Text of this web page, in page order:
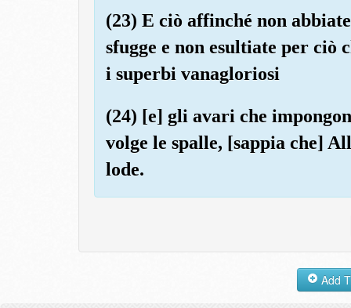
(23) E ciò affinché non
sfugge e non esultiate per ciò
i superbi vanagloriosi
(24) [e] gli avari che
volge le spalle, [sappia che]
lode.